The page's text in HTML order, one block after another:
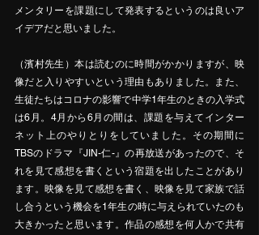
メンタリーを課題にして発表するというのは良いア
イデアだと思いました。
（濱村先生）本は読むのに時間がかかりますが、映
像だと入りやすいという理由もありました。また、
生徒たちはコロナの影響で中学1年生のときの入学式
は6月。4月から6月の間は、課題を与えてインター
ネット上のやりとりをしていました。その期間に
TBSのドラマ『JIN-仁-』の再放送があったので、そ
れを見て感想を書くという宿題を出したことがあり
ます。映像を見て感想を書く、映像を見て家族で話
し合うという機会を1年生の時に与えられていたのも
大きかったと思います。作品の感想を何人かで共有